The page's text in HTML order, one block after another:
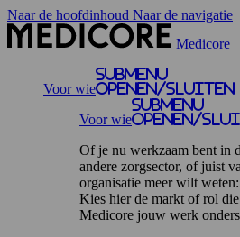
Naar de hoofdinhoud Naar de navigatie
Medicore
Voor wie
Submenu
openen/sluiten
Voor wie
Submenu
openen/
Of je nu werkzaam bent in
andere zorgsector, of juist
organisatie meer wilt
Kies hier de markt of rol
Medicore jouw werk